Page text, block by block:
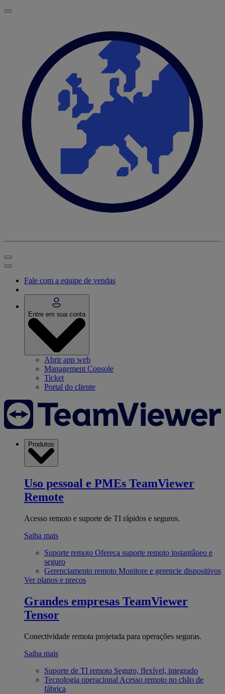
Fale com a equipe de vendas
Entre em sua conta
Abrir app web
Management Console
Ticket
Portal do cliente
Produtos
Uso pessoal e PMEs TeamViewer
Remote
Acesso remoto e suporte de TI rápidos e seguros.
Saiba mais
Suporte remoto Ofereça suporte remoto instantâneo e
seguro
Gerenciamento remoto Monitore e gerencie dispositivos
Ver planos e preços
Grandes empresas TeamViewer
Tensor
Conectividade remota projetada para operações seguras.
Saiba mais
Suporte de TI remoto Seguro, flexível, integrado
Tecnologia operacional Acesso remoto no chão de
fábrica